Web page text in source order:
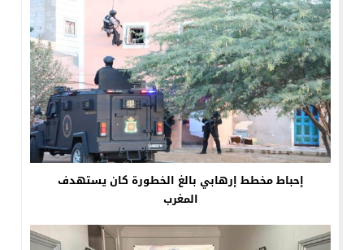
إحباط مخطط إرهابي بالغ الخطورة كان يستهدف
المغرب